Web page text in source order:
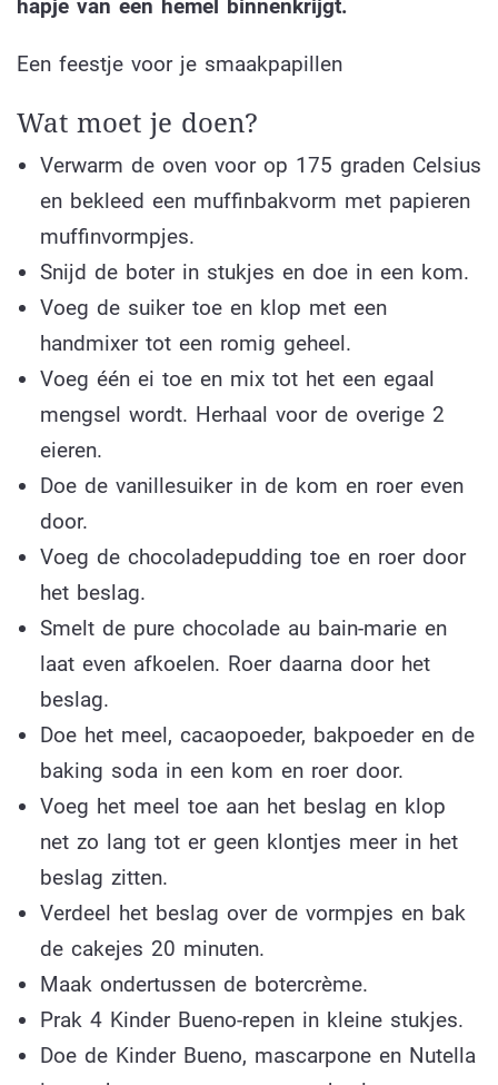
hapje van een hemel binnenkrijgt.
Een feestje voor je smaakpapillen
Wat moet je doen?
Verwarm de oven voor op 175 graden Celsius
en bekleed een muffinbakvorm met papieren
muffinvormpjes.
Snijd de boter in stukjes en doe in een kom.
Voeg de suiker toe en klop met een
handmixer tot een romig geheel.
Voeg één ei toe en mix tot het een egaal
mengsel wordt. Herhaal voor de overige 2
eieren.
Doe de vanillesuiker in de kom en roer even
door.
Voeg de chocoladepudding toe en roer door
het beslag.
Smelt de pure chocolade au bain-marie en
laat even afkoelen. Roer daarna door het
beslag.
Doe het meel, cacaopoeder, bakpoeder en de
baking soda in een kom en roer door.
Voeg het meel toe aan het beslag en klop
net zo lang tot er geen klontjes meer in het
beslag zitten.
Verdeel het beslag over de vormpjes en bak
de cakejes 20 minuten.
Maak ondertussen de botercrème.
Prak 4 Kinder Bueno-repen in kleine stukjes.
Doe de Kinder Bueno, mascarpone en Nutella